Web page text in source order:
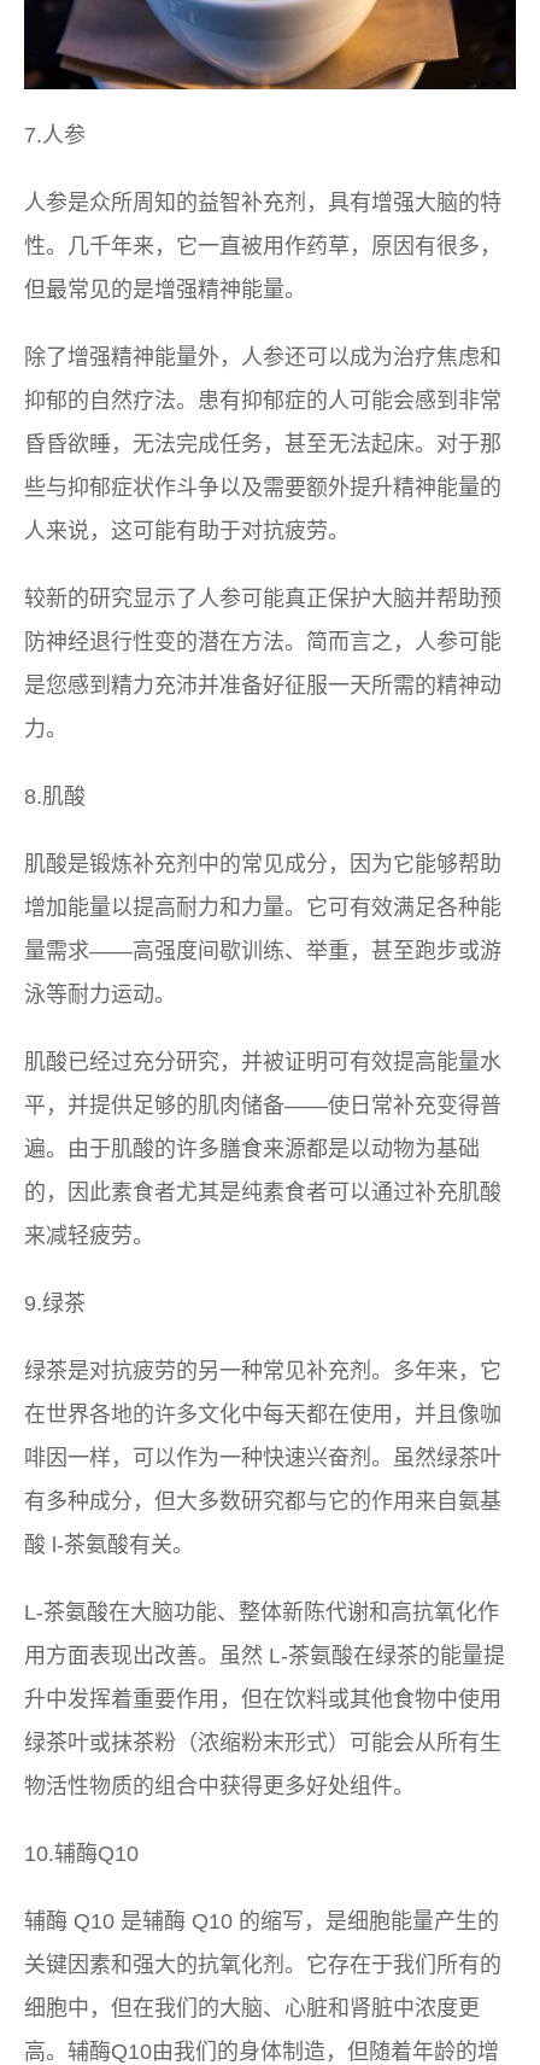
7.人参
人参是众所周知的益智补充剂，具有增强大脑的特
性。几千年来，它一直被用作药草，原因有很多，
但最常见的是增强精神能量。
除了增强精神能量外，人参还可以成为治疗焦虑和
抑郁的自然疗法。患有抑郁症的人可能会感到非常
昏昏欲睡，无法完成任务，甚至无法起床。对于那
些与抑郁症状作斗争以及需要额外提升精神能量的
人来说，这可能有助于对抗疲劳。
较新的研究显示了人参可能真正保护大脑并帮助预
防神经退行性变的潜在方法。简而言之，人参可能
是您感到精力充沛并准备好征服一天所需的精神动
力。
8.肌酸
肌酸是锻炼补充剂中的常见成分，因为它能够帮助
增加能量以提高耐力和力量。它可有效满足各种能
量需求——高强度间歇训练、举重，甚至跑步或游
泳等耐力运动。
肌酸已经过充分研究，并被证明可有效提高能量水
平，并提供足够的肌肉储备——使日常补充变得普
遍。由于肌酸的许多膳食来源都是以动物为基础
的，因此素食者尤其是纯素食者可以通过补充肌酸
来减轻疲劳。
9.绿茶
绿茶是对抗疲劳的另一种常见补充剂。多年来，它
在世界各地的许多文化中每天都在使用，并且像咖
啡因一样，可以作为一种快速兴奋剂。虽然绿茶叶
有多种成分，但大多数研究都与它的作用来自氨基
酸 l-茶氨酸有关。
L-茶氨酸在大脑功能、整体新陈代谢和高抗氧化作
用方面表现出改善。虽然 L-茶氨酸在绿茶的能量提
升中发挥着重要作用，但在饮料或其他食物中使用
绿茶叶或抹茶粉（浓缩粉末形式）可能会从所有生
物活性物质的组合中获得更多好处组件。
10.辅酶Q10
辅酶 Q10 是辅酶 Q10 的缩写，是细胞能量产生的
关键因素和强大的抗氧化剂。它存在于我们所有的
细胞中，但在我们的大脑、心脏和肾脏中浓度更
高。辅酶Q10由我们的身体制造，但随着年龄的增